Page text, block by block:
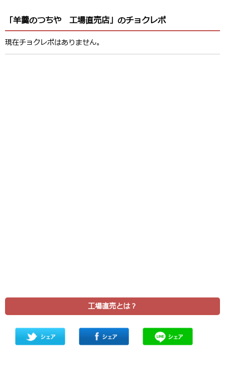
「羊羹のつちや 工場直売店」のチョクレポ
現在チョクレポはありません。
工場直売とは？